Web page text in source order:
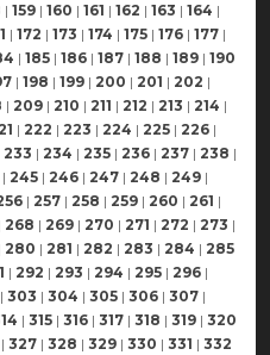
| 159 | 160 | 161 | 162 | 163 | 164 |
| 172 | 173 | 174 | 175 | 176 | 177 |
| 185 | 186 | 187 | 188 | 189 | 190
| 198 | 199 | 200 | 201 | 202 |
| 209 | 210 | 211 | 212 | 213 | 214 |
| 222 | 223 | 224 | 225 | 226 |
233 | 234 | 235 | 236 | 237 | 238 |
| 245 | 246 | 247 | 248 | 249 |
| 257 | 258 | 259 | 260 | 261 |
268 | 269 | 270 | 271 | 272 | 273 |
280 | 281 | 282 | 283 | 284 | 285
| 292 | 293 | 294 | 295 | 296 |
| 303 | 304 | 305 | 306 | 307 |
| 315 | 316 | 317 | 318 | 319 | 320
| 327 | 328 | 329 | 330 | 331 | 332